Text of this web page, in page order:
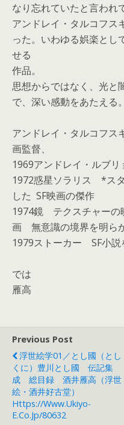
なり忘れていたと言われ
アンドレイ・タルコフス
った。いわゆる娯楽とし
せる
作品。
思想からではなく、光と
で、深い感動をあたえる。
アンドレイ・タルコフ
画監督、
1969アンドレイ・ルブ
1972惑星ソラリス *ス
した SF映画の傑作
1974鏡 テクスチャーの
画 無意識の境界を明ら
1979ストーカー SF小説
では
雁高
Previous Post
浮世絵学01／とし國（とし
くに）豊川とし國 伝記集
成 総目録 酒井雁高（浮世
絵・酒井好古堂）
Https://www.ukiyo-
E.co.jp/80632